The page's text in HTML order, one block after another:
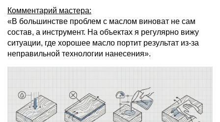
Комментарий мастера:
«В большинстве проблем с маслом виноват не сам
состав, а инструмент. На объектах я регулярно вижу
ситуации, где хорошее масло портит результат из-за
неправильной технологии нанесения».